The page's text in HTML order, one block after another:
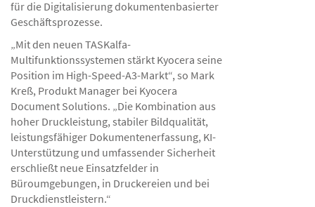
für die Digitalisierung dokumentenbasierter
Geschäftsprozesse.
„Mit den neuen TASKalfa-
Multifunktionssystemen stärkt Kyocera seine
Position im High-Speed-A3-Markt“, so Mark
Kreß, Produkt Manager bei Kyocera
Document Solutions. „Die Kombination aus
hoher Druckleistung, stabiler Bildqualität,
leistungsfähiger Dokumentenerfassung, KI-
Unterstützung und umfassender Sicherheit
erschließt neue Einsatzfelder in
Büroumgebungen, in Druckereien und bei
Druckdienstleistern.“